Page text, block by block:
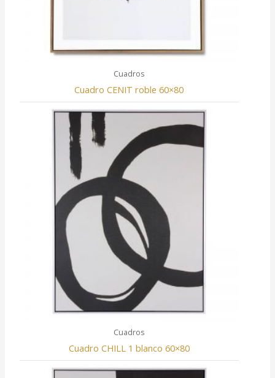
Cuadros
Cuadro CENIT roble 60×80
Cuadros
Cuadro CHILL 1 blanco 60×80